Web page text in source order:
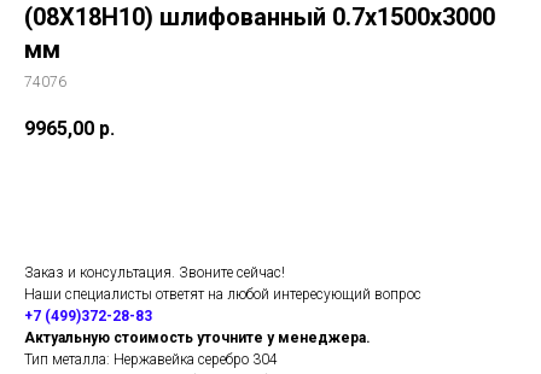
(08Х18Н10) шлифованный 0.7х1500х3000
мм
74076
9965,00 р.
Заказ и консультация. Звоните сейчас!
Наши специалисты ответят на любой интересующий вопрос
+7 (499)372-28-83
Актуальную стоимость уточните у менеджера.
Тип металла: Нержавейка серебро 304